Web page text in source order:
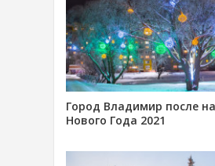
Город Владимир после
Нового Года 2021